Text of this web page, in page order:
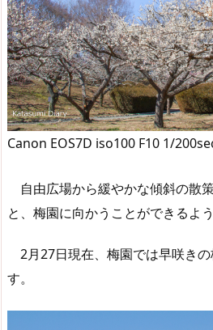
Canon EOS7D iso100 F10 1/
自由広場から緩やかな傾斜の散
と、梅園に向かうことができるよ
2月27日現在、梅園では早咲き
す。